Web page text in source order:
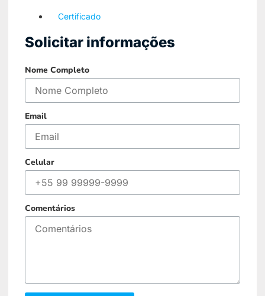
Certificado
Solicitar informações
Nome Completo
Email
Celular
Comentários